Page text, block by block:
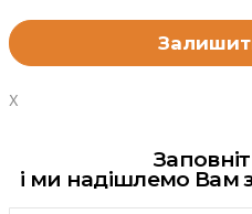
X
і ми надішлемо Вам